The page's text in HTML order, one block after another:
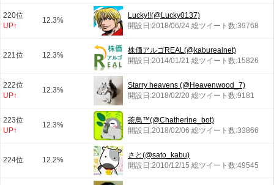
220位
UP↑
12.3%
Lucky!!(@Lucky0137)
開設日:2018/06/24 総ツイート数:39768
221位 12.3%
株価アルゴREAL(@kaburealnet)
開設日:2014/01/21 総ツイート数:15826
222位
UP↑
12.3%
Starry heavens (@Heavenwood_7)
開設日:2018/02/20 総ツイート数:9181
223位
UP↑
12.3%
茶鳥™(@Chatherine_bot)
開設日:2018/02/06 総ツイート数:33866
224位 12.2%
さと(@sato_kabu)
開設日:2010/12/15 総ツイート数:49545